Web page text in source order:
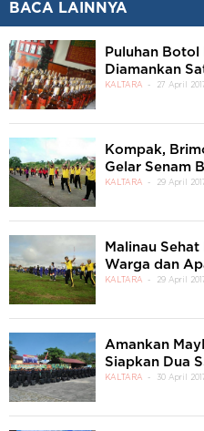
BACA LAINNYA
Puluhan Botol
Diamankan
KALTARA 27 April
Kompak,
Gelar Senam
KALTARA 29 April
Malinau
Warga dan
KALTARA 29 April
Amankan
Siapkan Dua
KALTARA 30 April